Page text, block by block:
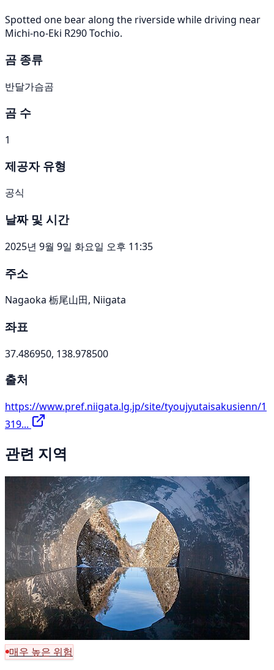
Spotted one bear along the riverside while driving near
Michi-no-Eki R290 Tochio.
곰 종류
반달가슴곰
곰 수
1
제공자 유형
공식
날짜 및 시간
2025년 9월 9일 화요일 오후 11:35
주소
Nagaoka 栃尾山田, Niigata
좌표
37.486950, 138.978500
출처
https://www.pref.niigata.lg.jp/site/tyoujyutaisakusienn/1
319...
관련 지역
매우 높은 위험